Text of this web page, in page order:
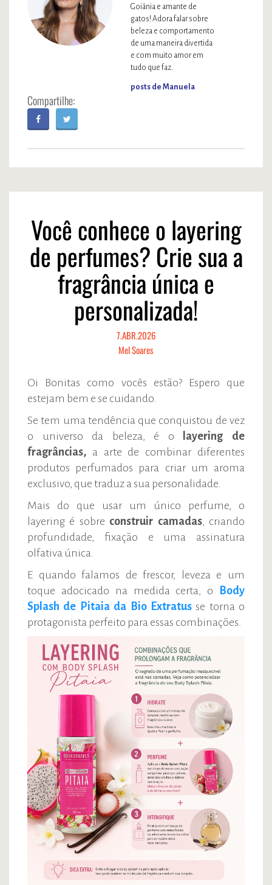
Goiânia e amante de
gatos! Adora falar sobre
beleza e comportamento
de uma maneira divertida
e com muito amor em
tudo que faz.
posts de Manuela
Você conhece o layering
de perfumes? Crie sua a
fragrância única e
personalizada!
7.ABR.2026
Mel Soares
Oi Bonitas como vocês estão? Espero que
estejam bem e se cuidando.
Se tem uma tendência que conquistou de vez
o universo da beleza, é o
layering de
fragrâncias, a arte de combinar diferentes
produtos perfumados para criar um aroma
exclusivo, que traduz a sua personalidade.
Mais do que usar um único perfume, o
layering é sobre construir camadas, criando
profundidade, fixação e uma assinatura
olfativa única.
E quando falamos de frescor, leveza e um
toque adocicado na medida certa, o
Body
Splash de Pitaia da Bio Extratus se torna o
protagonista perfeito para essas combinações.